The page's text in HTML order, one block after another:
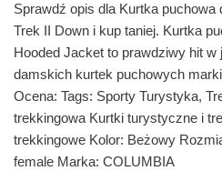
Sprawdź opis dla Kurtka
Trek II Down i kup taniej. Kurtka
Hooded Jacket to prawdziwy hit
damskich kurtek puchowych
Ocena: Tags: Sporty Turystyka,
trekkingowa Kurtki turystyczne i
trekkingowe Kolor: Beżowy
female Marka: COLUMBIA